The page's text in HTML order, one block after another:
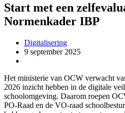
Start met een
Normenkader IBP
Digitalisering
9 september 2025
Het ministerie van OCW verwacht
2026 inzicht hebben in de digitale
schoolomgeving. Daarom roepen
PO-Raad en de VO-raad